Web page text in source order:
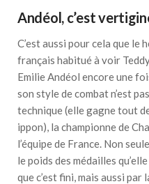
Andéol, c’est
C’est aussi pour cela que le
français habitué à voir
Emilie Andéol encore une
son style de combat n’est
technique (elle gagne tout
ippon), la championne de
l’équipe de France. Non
le poids des médailles
que c’est fini, mais aussi par